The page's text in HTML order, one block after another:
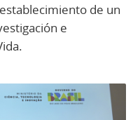
de un
e